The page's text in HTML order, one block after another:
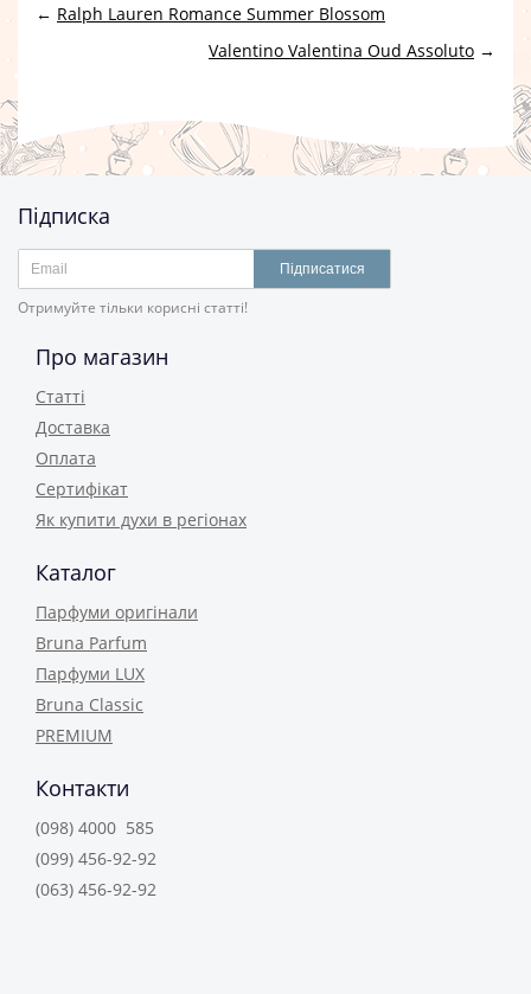
← Ralph Lauren Romance Summer Blossom
Valentino Valentina Oud Assoluto →
Підписка
Підписатися
Отримуйте тільки корисні статті!
Про магазин
Статті
Доставка
Оплата
Сертифікат
Як купити духи в регіонах
Каталог
Парфуми оригінали
Bruna Parfum
Парфуми LUX
Bruna Classic
PREMIUM
Контакти
(098) 4000 585
(099) 456-92-92
(063) 456-92-92